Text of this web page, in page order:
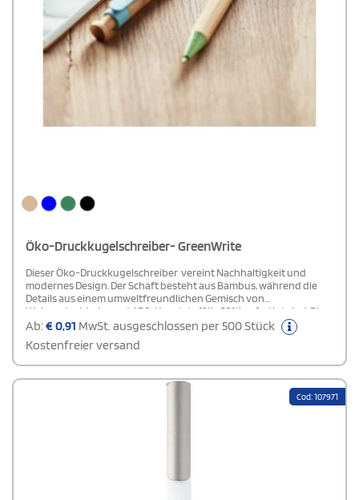
Öko-Druckkugelschreiber- GreenWrite
Dieser Öko-Druckkugelschreiber vereint Nachhaltigkeit und
modernes Design. Der Schaft besteht aus Bambus, während die
Details aus einem umweltfreundlichen Gemisch von
Weizenstrohhalm und ABS-Kunststoff (je 50%) gefertigt sind. Die
blaue Tinte sorgt für ein angenehmes und präzises
Schreiberlebnis. Da Bambus ein natürliches Material ist, kann es zu
leichten Abweichungen in Farbe, Dekor und Maßen kommen, was
jedem Stift eine einzigartige Note verleiht. Ein umweltbewusstes
Schreibgerät, das ideal für den täglichen Gebrauch und als
nachhaltiges Geschenk geeignet ist.
Ab:€0,91 MwSt. ausgeschlossen per 500 Stück
Kostenfreier versand
Cod: 107971